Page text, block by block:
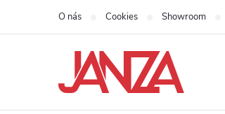
Prejsť na obsah
O nás Cookies Showroom